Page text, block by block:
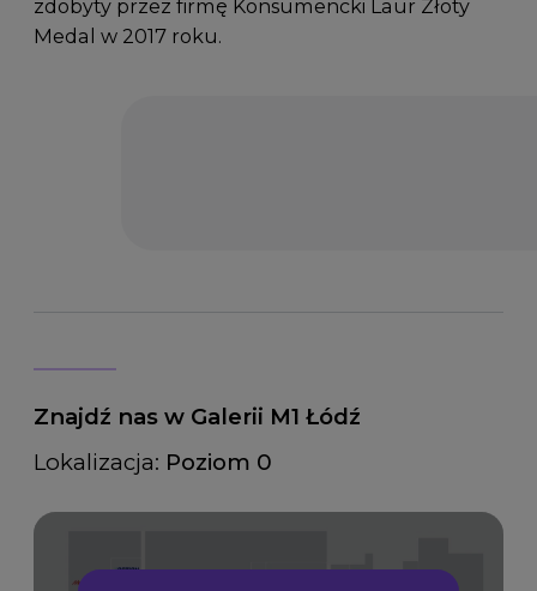
zdobyty przez firmę Konsumencki Laur Złoty
Medal w 2017 roku.
Znajdź nas w Galerii M1 Łódź
Lokalizacja: Poziom 0